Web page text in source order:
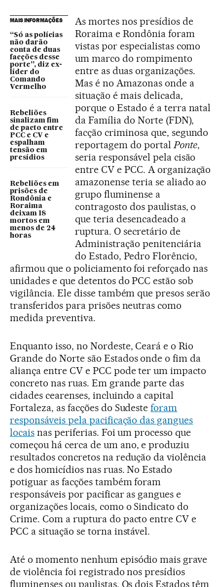
MAIS INFORMAÇÕES
“Só as polícias
não darão
conta de duas
facções desse
porte”, diz ex-
líder do
Comando
Vermelho
Rebeliões
sinalizam fim
de pacto entre
PCC e CV e
espalham
tensão em
presídios
Rebeliões em
prisões de
Rondônia e
Roraima
deixam 18
mortos em
menos de 24
horas
As mortes nos presídios de
Roraima e Rondônia foram
vistas por especialistas como
um marco do rompimento
entre as duas organizações.
Mas é no Amazonas onde a
situação é mais delicada,
porque o Estado é a terra natal
da Família do Norte (FDN),
facção criminosa que, segundo
reportagem do portalPonte,
seria responsável pela cisão
entre CV e PCC. A organização
amazonense teria se aliado ao
grupo fluminense a
contragosto dos paulistas, o
que teria desencadeado a
ruptura. O secretário de
Administração penitenciária
do Estado, Pedro Florêncio,
afirmou que o policiamento foi reforçado nas
unidades e que detentos do PCC estão sob
vigilância. Ele disse também que presos serão
transferidos para prisões neutras como
medida preventiva.
Enquanto isso, no Nordeste, Ceará e o Rio
Grande do Norte são Estados onde o fim da
aliança entre CV e PCC pode ter um impacto
concreto nas ruas. Em grande parte das
cidades cearenses, incluindo a capital
Fortaleza, as facções do Sudesteforam
responsáveis pela pacificação das gangues
locaisnas periferias. Foi um processo que
começou há cerca de um ano, e produziu
resultados concretos na redução da violência
e dos homicídios nas ruas. No Estado
potiguar as facções também foram
responsáveis por pacificar as gangues e
organizações locais, como o Sindicato do
Crime. Com a ruptura do pacto entre CV e
PCC a situação se torna instável.
Até o momento nenhum episódio mais grave
de violência foi registrado nos presídios
fluminenses ou paulistas. Os dois Estados têm